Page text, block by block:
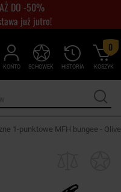
DO -50%
już jutro!
KONTO HISTORIA
SCHOWEK KOSZYK
0
1-punktowe MFH bungee - Olive